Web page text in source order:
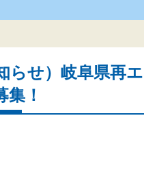
らせ）岐阜県再
！